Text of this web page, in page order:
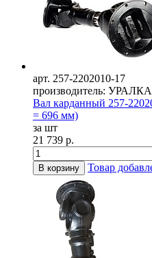
арт. 257-2202010-17
производитель:
Вал карданный 257-
= 696 мм)
за шт
21 739 р.
В корзину Товар